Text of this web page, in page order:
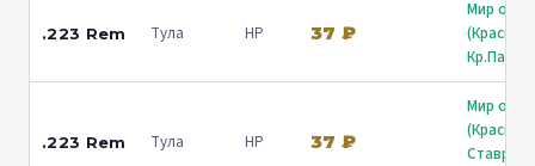
.223 Rem Тула HP 37 ₽
Мир
.223 Rem Тула HP 37 ₽
Мир